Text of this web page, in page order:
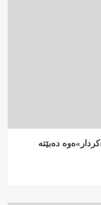
دەبێتە